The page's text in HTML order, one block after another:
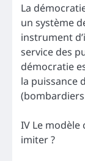
La
un système
instrument
service des
démocratie
la puissance
IV Le modèle
imiter ?